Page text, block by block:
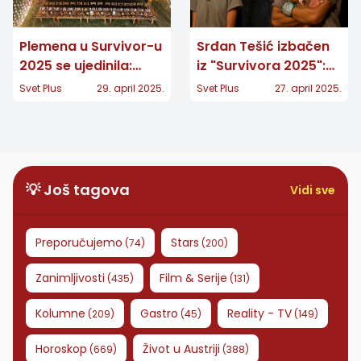
Plemena u Survivor-u
2025 se ujedinila:
Drama i nove taktike!
Svet Plus 29. april 2025.
Srđan Tešić izbačen
iz "Survivora 2025":
Klan koji je stvorio
Svet Plus 27. april 2025.
💡 Još tagova Vidi sve
Preporučujemo (74) Stars (200)
Zanimljivosti (435) Film & Serije (131)
Kolumne (209) Gastro (45) Reality - TV(149)
Horoskop (669) Život u Austriji (388)